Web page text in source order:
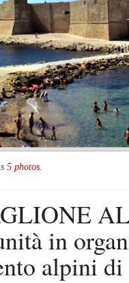
5 photos
in
alpini di